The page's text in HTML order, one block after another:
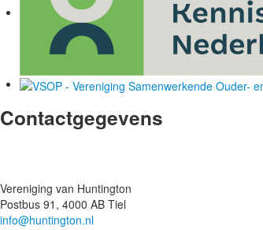
Contactgegevens
Vereniging van Huntington
Postbus 91, 4000 AB Tiel
info@huntington.nl